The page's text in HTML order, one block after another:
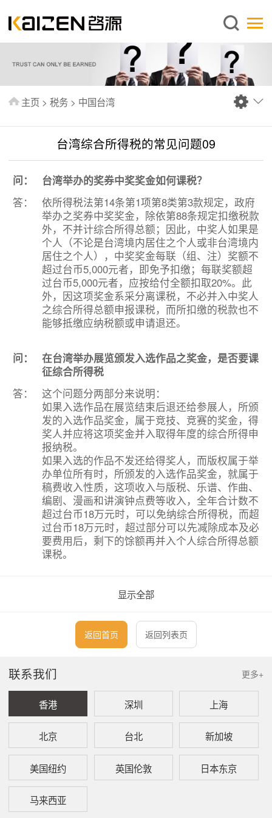
简体中文
关于启源
服务范围
出版刊物
常见问题
联系我们
主页 > 税务 > 中国台湾
台湾综合所得税的常见问题09
问：
台湾举办的奖券中奖奖金如何课税？
答：
依所得税法第14条第1项第8类第3款规定，政府
举办之奖券中奖奖金，除依第88条规定扣缴税款
外，不并计综合所得总额；因此，中奖人如果是
个人（不论是台湾境内居住之个人或非台湾境内
居住之个人），中奖奖金每联（组、注）奖额不
超过台币5,000元者，即免予扣缴；每联奖额超
过台币5,000元者，应按给付全额扣取20%。此
外，因这项奖金系采分离课税，不必并入中奖人
之综合所得总额申报课税，而所扣缴的税款也不
能够抵缴应纳税额或申请退还。
问：
在台湾举办展览颁发入选作品之奖金，是否要课
征综合所得税
答：
这个问题分两部分来说明：
如果入选作品在展览结束后退还给参展人，所颁
发的入选作品奖金，属于竞技、竞赛的奖金，得
奖人并应将这项奖金并入取得年度的综合所得申
报纳税。
如果入选的作品不发还给得奖人，而版权属于举
办单位所有时，所颁发的入选作品奖金，就属于
稿费收入性质，这项收入与版税、乐谱、作曲、
编剧、漫画和讲演钟点费等收入，全年合计数不
超过台币18万元时，可以免纳综合所得税，而超
过台币18万元时，超过部分可以先减除成本及必
要费用后，剩下的馀额再并入个人综合所得总额
课税。
养老金、退休金及资遣费是否要课征台湾综合所
凡个人领取之退休金、资遣费、退职金、离职
金、终身俸、非属保险给付的养老金及依劳工退
休金条例规定办理年金保险的保险给付等所得，
应依所得税法第14条第1项第9类退职所得的规
定计算所得额，超过定额免税部分应并入综合所
得总额申报，但不包括个人历年自薪资所得中自
行缴付之储金或依劳工退休金条例规定提缴的年
金保险费，于提缴年度已计入薪资所得课税部分
及其孳息。
问： 在台湾支领一次退职所得之军公教（政）务人
员，计算退职所得时之服务年资如何计算？
答： 支领一次退职所得之军、公、教及政务人员，依
显示全部
返回首页 返回列表页
更多+
联系我们
香港 深圳 上海
北京 台北 新加坡
美国纽约 英国伦敦 日本东京
马来西亚